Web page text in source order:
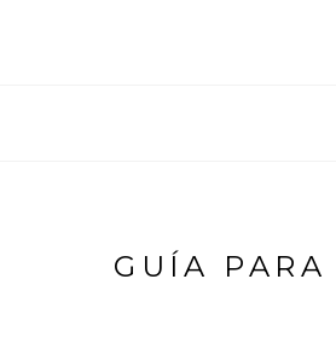
GUÍA